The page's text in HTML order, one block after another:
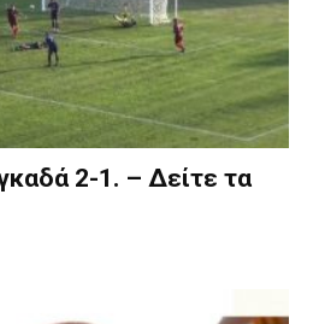
2-1. – Δείτε τα